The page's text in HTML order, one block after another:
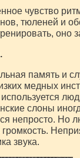
чувство
тюленей и
оно
.
память и
медных
слоны
непросто. Но
звука.